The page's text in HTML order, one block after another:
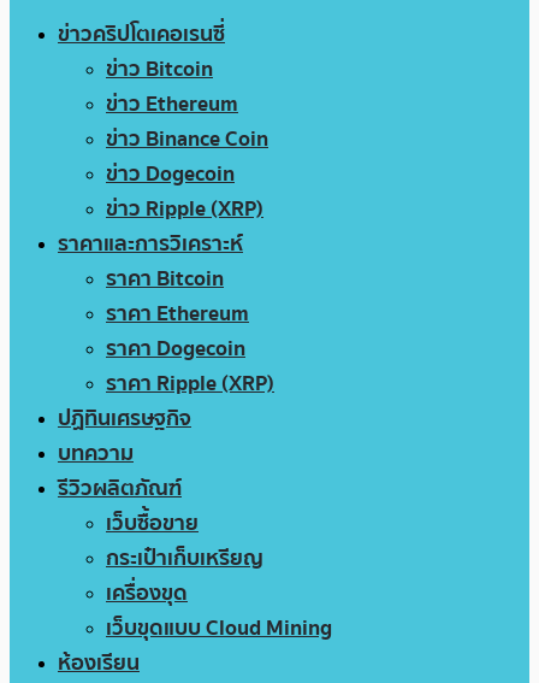
ข่าวคริปโตเคอเรนซี่
ข่าว Bitcoin
ข่าว Ethereum
ข่าว Binance Coin
ข่าว Dogecoin
ข่าว Ripple (XRP)
ราคาและการวิเคราะห์
ราคา Bitcoin
ราคา Ethereum
ราคา Dogecoin
ราคา Ripple (XRP)
ปฏิทินเศรษฐกิจ
บทความ
รีวิวผลิตภัณฑ์
เว็บซื้อขาย
กระเป๋าเก็บเหรียญ
เครื่องขุด
เว็บขุดแบบ Cloud Mining
ห้องเรียน